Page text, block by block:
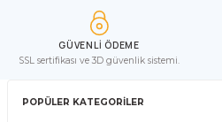
GÜVENLİ ÖDEME
SSL sertifikası ve 3D güvenlik sistemi.
POPÜLER KATEGORİLER